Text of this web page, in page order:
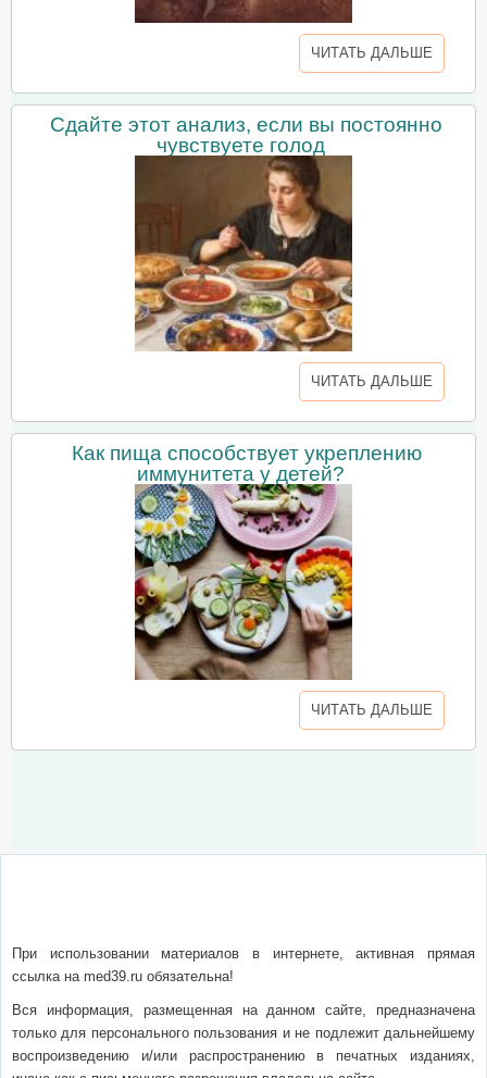
ЧИТАТЬ ДАЛЬШЕ
Сдайте этот анализ, если вы постоянно
чувствуете голод
ЧИТАТЬ ДАЛЬШЕ
Как пища способствует укреплению
иммунитета у детей?
ЧИТАТЬ ДАЛЬШЕ
При использовании материалов в интернете, активная прямая
ссылка на med39.ru обязательна!
Вся информация, размещенная на данном сайте, предназначена
только для персонального пользования и не подлежит дальнейшему
воспроизведению и/или распространению в печатных изданиях,